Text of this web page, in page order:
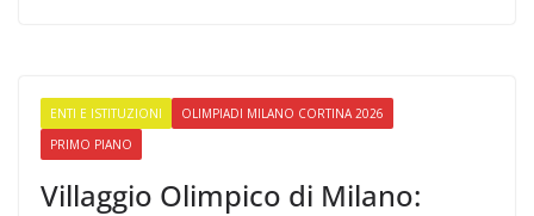
ENTI E ISTITUZIONI
OLIMPIADI MILANO CORTINA 2026
PRIMO PIANO
Villaggio Olimpico di Milano: